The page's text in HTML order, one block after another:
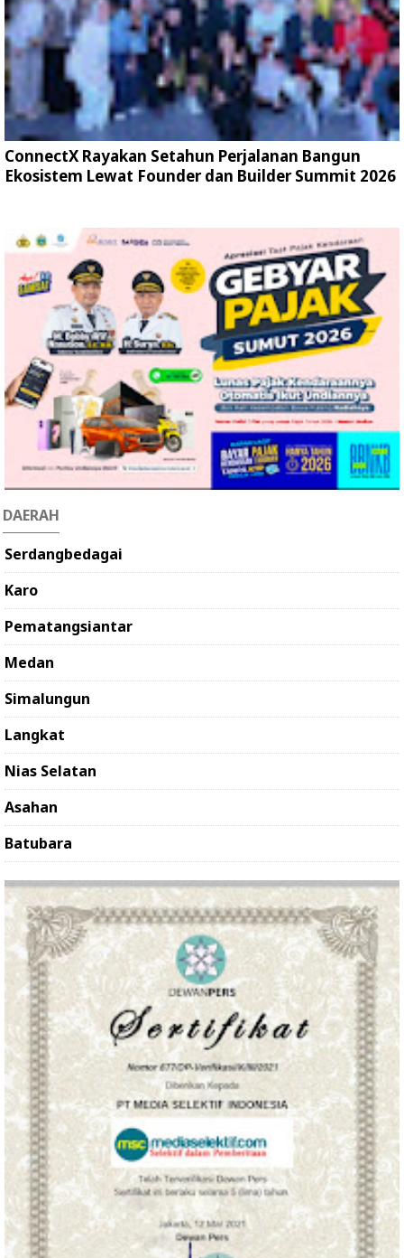
ConnectX Rayakan Setahun Perjalanan Bangun
Ekosistem Lewat Founder dan Builder Summit 2026
DAERAH
Serdangbedagai
Karo
Pematangsiantar
Medan
Simalungun
Langkat
Nias Selatan
Asahan
Batubara